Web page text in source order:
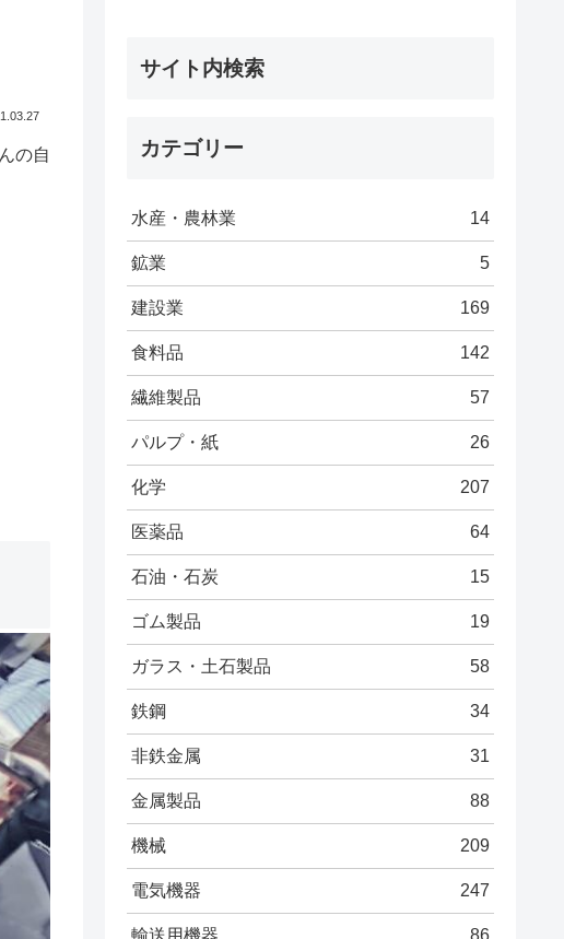
の自
サイト内検索
カテゴリー
水産・農林業 14
鉱業 5
建設業 169
食料品 142
繊維製品 57
パルプ・紙 26
化学 207
医薬品 64
石油・石炭 15
ゴム製品 19
ガラス・土石製品 58
鉄鋼 34
非鉄金属 31
金属製品 88
機械 209
電気機器 247
輸送用機器 86